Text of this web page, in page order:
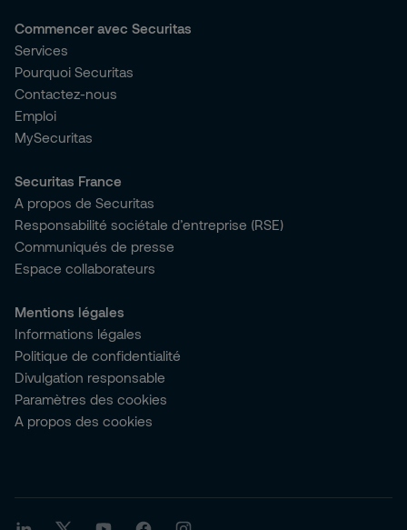
Commencer avec Securitas
Services
Pourquoi Securitas
Contactez-nous
Emploi
MySecuritas
Securitas France
A propos de Securitas
Responsabilité sociétale d’entreprise (RSE)
Communiqués de presse
Espace collaborateurs
Mentions légales
Informations légales
Politique de confidentialité
Divulgation responsable
Paramètres des cookies
A propos des cookies